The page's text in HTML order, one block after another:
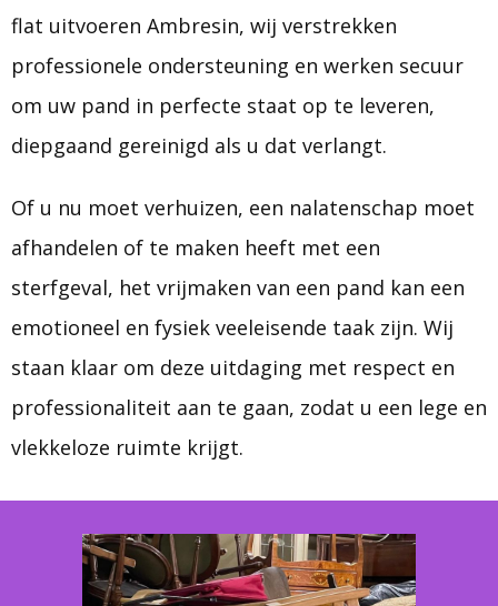
flat uitvoeren Ambresin, wij verstrekken
professionele ondersteuning en werken secuur
om uw pand in perfecte staat op te leveren,
diepgaand gereinigd als u dat verlangt.
Of u nu moet verhuizen, een nalatenschap moet
afhandelen of te maken heeft met een
sterfgeval, het vrijmaken van een pand kan een
emotioneel en fysiek veeleisende taak zijn. Wij
staan klaar om deze uitdaging met respect en
professionaliteit aan te gaan, zodat u een lege en
vlekkeloze ruimte krijgt.